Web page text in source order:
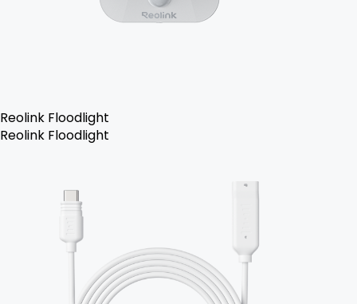
Reolink Floodlight
Reolink Floodlight